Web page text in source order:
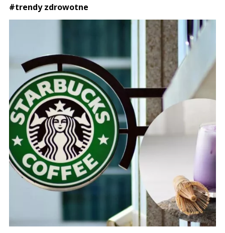
#trendy zdrowotne